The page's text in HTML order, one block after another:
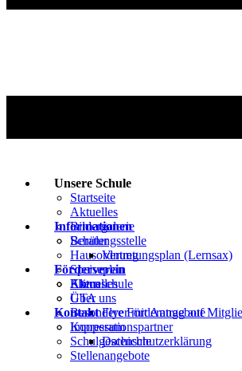
Unsere Schule
Startseite
Aktuelles
Bildergalerie
Beratungsstelle
Hausordnung
Speiseplan
Klimaschule
GTA
Besondere Förderangebote
Kooperationspartner
Schulgeschichte
Stellenangebote
Informationen
Schüler
Vertretungsplan (Lernsax)
Eltern
Förderverein
Aktuelles
Über uns
Flyer mit Antrag auf
Kontakt
Impressum
Datenschutzerklärung